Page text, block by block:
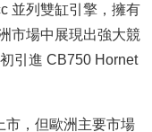
並列雙缸引擎，擁有
市場中展現出強大競
引進 CB750 Hornet
市，但 歐洲主要市場